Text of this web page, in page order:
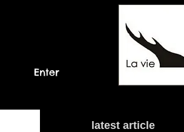
Enter
latest article